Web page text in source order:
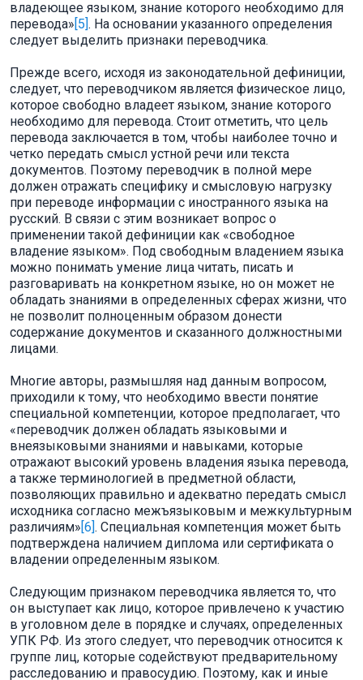
владеющее языком, знание которого необходимо для
перевода»[5]. На основании указанного определения
следует выделить признаки переводчика.
Прежде всего, исходя из законодательной дефиниции,
следует, что переводчиком является физическое лицо,
которое свободно владеет языком, знание которого
необходимо для перевода. Стоит отметить, что цель
перевода заключается в том, чтобы наиболее точно и
четко передать смысл устной речи или текста
документов. Поэтому переводчик в полной мере
должен отражать специфику и смысловую нагрузку
при переводе информации с иностранного языка на
русский. В связи с этим возникает вопрос о
применении такой дефиниции как «свободное
владение языком». Под свободным владением языка
можно понимать умение лица читать, писать и
разговаривать на конкретном языке, но он может не
обладать знаниями в определенных сферах жизни, что
не позволит полноценным образом донести
содержание документов и сказанного должностными
лицами.
Многие авторы, размышляя над данным вопросом,
приходили к тому, что необходимо ввести понятие
специальной компетенции, которое предполагает, что
«переводчик должен обладать языковыми и
внеязыковыми знаниями и навыками, которые
отражают высокий уровень владения языка перевода,
а также терминологией в предметной области,
позволяющих правильно и адекватно передать смысл
исходника согласно межъязыковым и межкультурным
различиям»[6]. Специальная компетенция может быть
подтверждена наличием диплома или сертификата о
владении определенным языком.
Следующим признаком переводчика является то, что
он выступает как лицо, которое привлечено к участию
в уголовном деле в порядке и случаях, определенных
УПК РФ. Из этого следует, что переводчик относится к
группе лиц, которые содействуют предварительному
расследованию и правосудию. Поэтому, как и иные